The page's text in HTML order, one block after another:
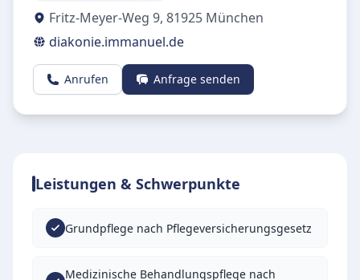
Fritz-Meyer-Weg 9, 81925 München
diakonie.immanuel.de
Anrufen Anfrage senden
Leistungen & Schwerpunkte
Grundpflege nach Pflegeversicherungsgesetz
Medizinische Behandlungspflege nach